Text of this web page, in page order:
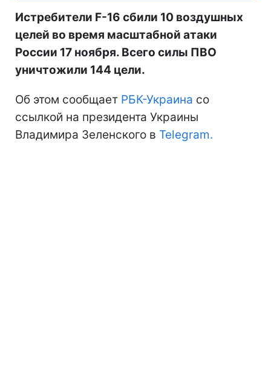
Истребители F-16 сбили 10 воздушных
целей во время масштабной атаки
России 17 ноября. Всего силы ПВО
уничтожили 144 цели.
Об этом сообщает РБК-Украина со
ссылкой на президента Украины
Владимира Зеленского в Telegram.